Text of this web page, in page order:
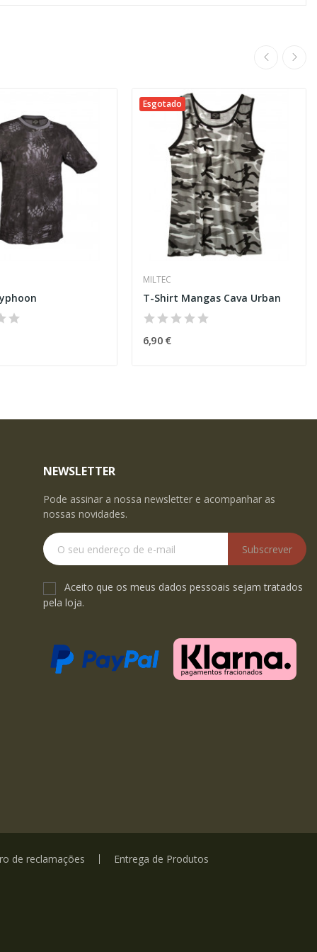
Esgotado
MILTEC
T-Shirt Mangas Cava Urban
6,90 €
NEWSLETTER
Pode assinar a nossa newsletter e acompanhar as
nossas novidades.
Subscrever
Aceito que os meus dados pessoais sejam tratados
pela loja.
de reclamações Entrega de Produtos